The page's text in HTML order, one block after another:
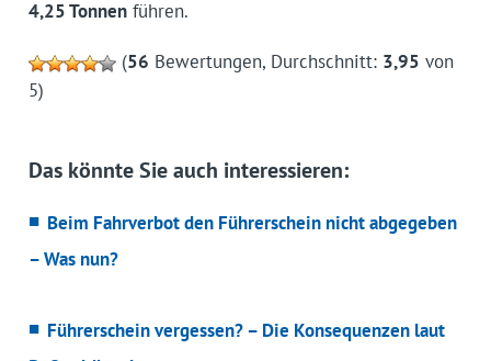
4,25 Tonnenführen.
(56 Bewertungen, Durchschnitt: 3,95 von
5)
Das könnte Sie auch interessieren:
Beim Fahrverbot den Führerschein nicht abgegeben
– Was nun?
Führerschein vergessen? – Die Konsequenzen laut